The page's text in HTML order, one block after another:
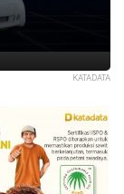
KATADATA